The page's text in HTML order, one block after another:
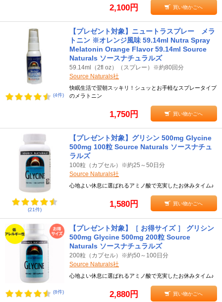
2,100円 買い物かごへ
(4件)
【プレゼント対象】ニュートラスプレー メラ
トニン ※オレンジ風味 59.14ml Nutra Spray
Melatonin Orange Flavor 59.14ml Source
Naturals ソースナチュラルズ
59.14ml（2fl oz）（スプレー）※約80回分
Source Naturals社
快眠生活で翌朝スッキリ！シュッとお手軽なスプレータイプ
のメラトニン
1,750円 買い物かごへ
(21件)
【プレゼント対象】グリシン 500mg Glycine
500mg 100粒 Source Naturals ソースナチュ
ラルズ
100粒（カプセル）※約25～50日分
Source Naturals社
心地よい休息に選ばれるアミノ酸で充実したお休みタイム♪
1,580円 買い物かごへ
(8件)
【プレゼント対象】［ お得サイズ ］ グリシン
500mg Glycine 500mg 200粒 Source
Naturals ソースナチュラルズ
200粒（カプセル）※約50～100日分
Source Naturals社
心地よい休息に選ばれるアミノ酸で充実したお休みタイム♪
2,880円 買い物かごへ